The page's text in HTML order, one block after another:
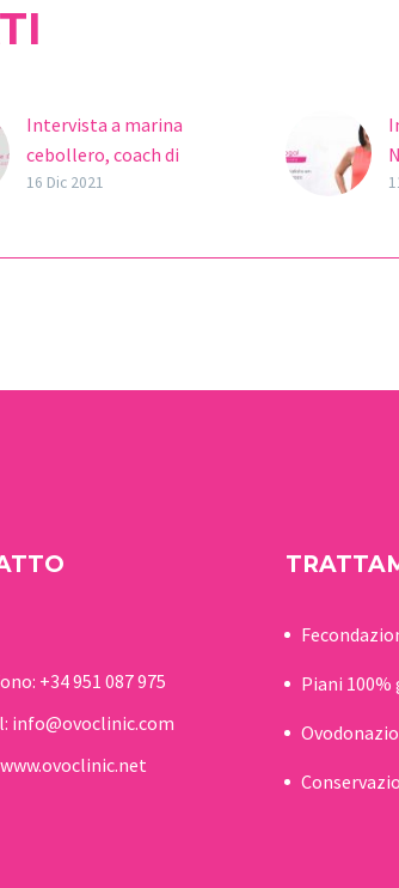
Intervista a marina
cebollero, coach di
maternità e fertilità
16 Dic 2021
+34 951 087 975
info@ovoclinic.com
www.ovoclinic.net
Piani